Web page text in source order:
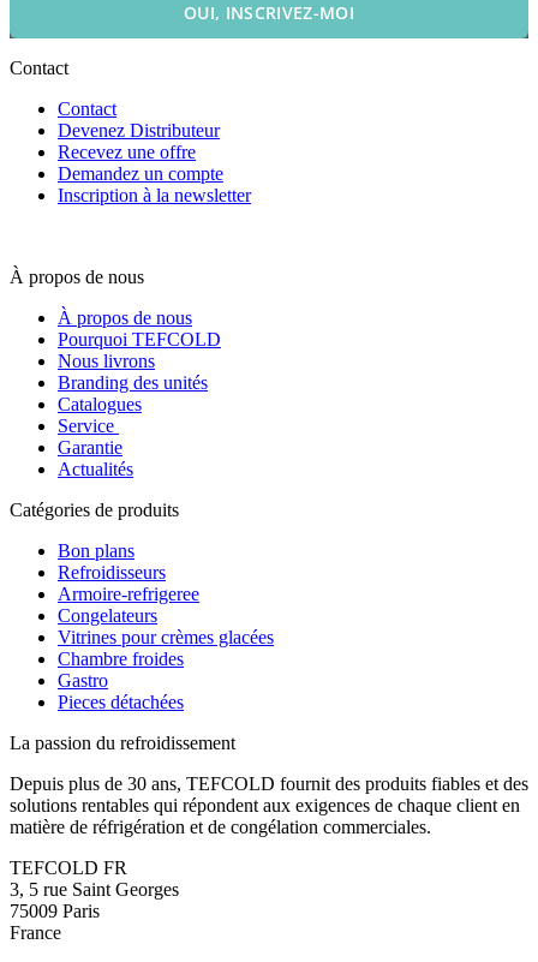
OUI, INSCRIVEZ-MOI
Contact
Contact
Devenez Distributeur
Recevez une offre
Demandez un compte
Inscription à la newsletter
À propos de nous
À propos de nous
Pourquoi TEFCOLD
Nous livrons
Branding des unités
Catalogues
Service
Garantie
Actualités
Catégories de produits
Bon plans
Refroidisseurs
Armoire-refrigeree
Congelateurs
Vitrines pour crèmes glacées
Chambre froides
Gastro
Pieces détachées
La passion du refroidissement
Depuis plus de 30 ans, TEFCOLD fournit des produits fiables et des
solutions rentables qui répondent aux exigences de chaque client en
matière de réfrigération et de congélation commerciales.
TEFCOLD FR
3, 5 rue Saint Georges
75009 Paris
France